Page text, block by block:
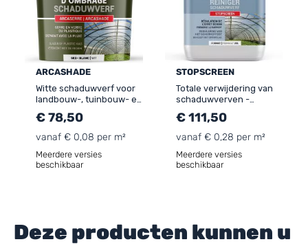
ARCASHADE
Witte schaduwverf voor
landbouw-, tuinbouw- en
industriële kassen -
Hittewering & UV -
ARCASHADE
€ 78,50
vanaf € 0,08 per m²
Meerdere versies
beschikbaar
STOPSCREEN
Totale verwijdering van
schaduwverven -
STOPSCREEN
€ 111,50
vanaf € 0,28 per m²
Meerdere versies
beschikbaar
Deze producten kunnen u